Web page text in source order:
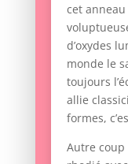
cet
d’oxydes
monde le
toujours
allie
formes,
Autre